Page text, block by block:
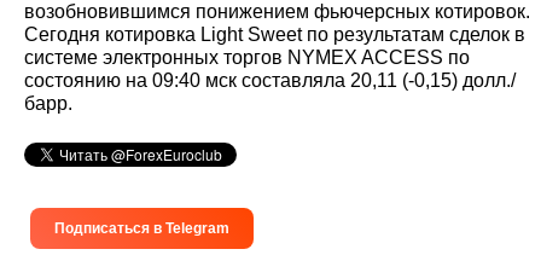
возобновившимся понижением фьючерсных котировок.
Сегодня котировка Light Sweet по результатам сделок в
системе электронных торгов NYMEX ACCESS по
состоянию на 09:40 мск составляла 20,11 (-0,15) долл./
барр.
Подписаться в Telegram